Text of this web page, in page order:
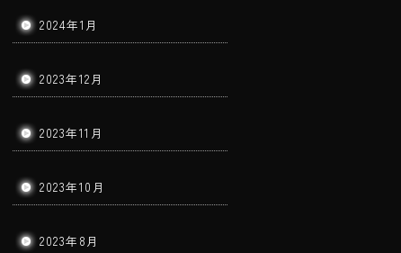
2024年1月
2023年12月
2023年11月
2023年10月
2023年8月